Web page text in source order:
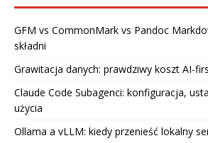
GFM vs CommonMark vs Pandoc
składni
Grawitacja danych: prawdziwy koszt AI-
Claude Code Subagenci: konfiguracja,
użycia
Ollama a vLLM: kiedy przenieść lokalny